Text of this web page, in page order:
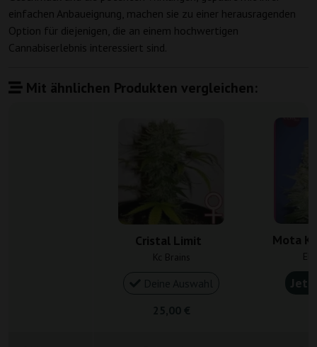
einfachen Anbaueignung, machen sie zu einer herausragenden
Option für diejenigen, die an einem hochwertigen
Cannabiserlebnis interessiert sind.
Mit ähnlichen Produkten vergleichen:
Cristal Limit
Kc Brains
Mota